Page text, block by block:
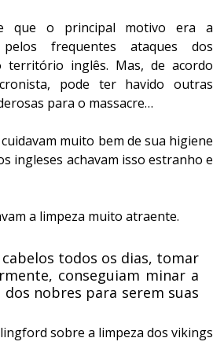
que o principal motivo era a
pelos frequentes ataques dos
território inglês. Mas, de acordo
pode ter havido outras
para o massacre…
muito bem de sua higiene
ingleses achavam isso estranho e
a limpeza muito atraente.
todos os dias, tomar
conseguiam minar a
nobres para serem suas
sobre a limpeza dos vikings